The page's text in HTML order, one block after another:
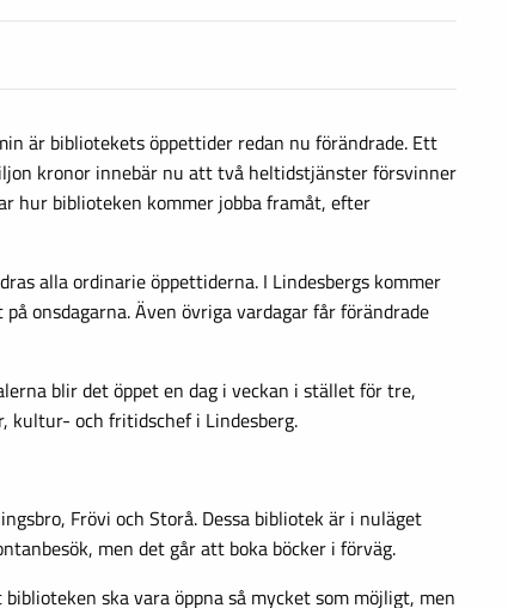
är bibliotekets öppettider redan nu förändrade. Ett
kronor innebär nu att två heltidstjänster försvinner
hur biblioteken kommer jobba framåt, efter
alla ordinarie öppettiderna. I Lindesbergs kommer
onsdagarna. Även övriga vardagar får förändrade
blir det öppet en dag i veckan i stället för tre,
kultur- och fritidschef i Lindesberg.
Frövi och Storå. Dessa bibliotek är i nuläget
men det går att boka böcker i förväg.
ska vara öppna så mycket som möjligt, men